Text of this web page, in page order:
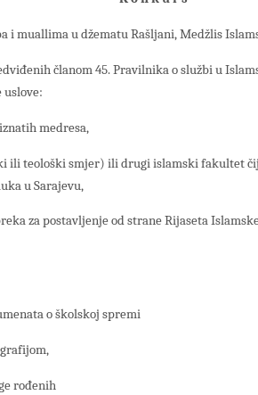
i muallima u džematu Rašljani, Medžlis
članom 45. Pravilnika o službi u
uslove:
medresa,
ili teološki smjer) ili drugi islamski fakultet
u Sarajevu,
za postavljenje od strane Rijaseta
o školskoj spremi
rođenih